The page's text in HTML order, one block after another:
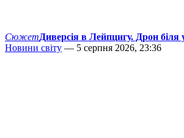
СюжетДиверсія в Лейпцигу. Дрон біля
Новини світу — 5 серпня 2026, 23:36